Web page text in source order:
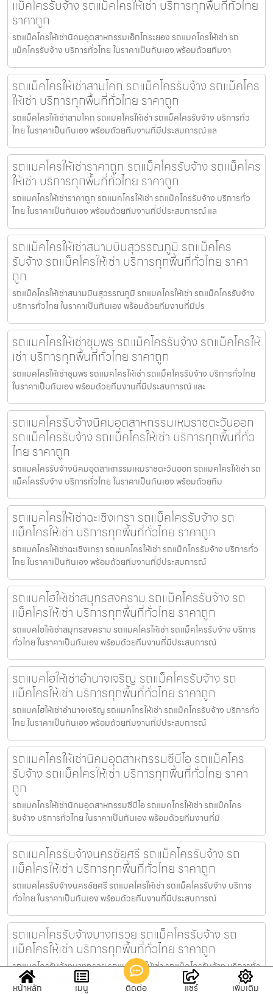
แม็คโครรับจ้าง รถแม็คโครให้เช่า บริการทุกพื้นที่ทั่วไทย
ราคาถูก
รถแม็คโครให้เช่านิคมอุตสาหกรรมเอ็กโกระยอง รถแมคโครให้เช่า รถ
แม็คโครรับจ้าง บริการทั่วไทย ในราคาเป็นกันเอง พร้อมด้วยทีมงา
รถแม็คโครให้เช่าสามโคก รถแม็คโครรับจ้าง รถแม็คโคร
ให้เช่า บริการทุกพื้นที่ทั่วไทย ราคาถูก
รถแม็คโครให้เช่าสามโคก รถแมคโครให้เช่า รถแม็คโครรับจ้าง บริการทั่ว
ไทย ในราคาเป็นกันเอง พร้อมด้วยทีมงานที่มีประสบการณ์ แล
รถแมคโครให้เช่าราคาถูก รถแม็คโครรับจ้าง รถแม็คโคร
ให้เช่า บริการทุกพื้นที่ทั่วไทย ราคาถูก
รถแมคโครให้เช่าราคาถูก รถแมคโครให้เช่า รถแม็คโครรับจ้าง บริการทั่ว
ไทย ในราคาเป็นกันเอง พร้อมด้วยทีมงานที่มีประสบการณ์ แล
รถแม็คโครให้เช่าสนามบินสุวรรณภูมิ รถแม็คโคร
รับจ้าง รถแม็คโครให้เช่า บริการทุกพื้นที่ทั่วไทย ราคา
ถูก
รถแม็คโครให้เช่าสนามบินสุวรรณภูมิ รถแมคโครให้เช่า รถแม็คโครรับจ้าง
บริการทั่วไทย ในราคาเป็นกันเอง พร้อมด้วยทีมงานที่มีปร
รถแมคโครให้เช่าชุมพร รถแม็คโครรับจ้าง รถแม็คโครให้
เช่า บริการทุกพื้นที่ทั่วไทย ราคาถูก
รถแมคโครให้เช่าชุมพร รถแมคโครให้เช่า รถแม็คโครรับจ้าง บริการทั่วไทย
ในราคาเป็นกันเอง พร้อมด้วยทีมงานที่มีประสบการณ์ และ
รถแมคโครรับจ้างนิคมอุตสาหกรรมเหมราชตะวันออก
รถแม็คโครรับจ้าง รถแม็คโครให้เช่า บริการทุกพื้นที่ทั่ว
ไทย ราคาถูก
รถแมคโครรับจ้างนิคมอุตสาหกรรมเหมราชตะวันออก รถแมคโครให้เช่า รถ
แม็คโครรับจ้าง บริการทั่วไทย ในราคาเป็นกันเอง พร้อมด้วยทีม
รถแมคโครให้เช่าฉะเชิงเทรา รถแม็คโครรับจ้าง รถ
แม็คโครให้เช่า บริการทุกพื้นที่ทั่วไทย ราคาถูก
รถแมคโครให้เช่าฉะเชิงเทรา รถแมคโครให้เช่า รถแม็คโครรับจ้าง บริการทั่ว
ไทย ในราคาเป็นกันเอง พร้อมด้วยทีมงานที่มีประสบการณ์
รถแบคโฮให้เช่าสมุทรสงคราม รถแม็คโครรับจ้าง รถ
แม็คโครให้เช่า บริการทุกพื้นที่ทั่วไทย ราคาถูก
รถแบคโฮให้เช่าสมุทรสงคราม รถแมคโครให้เช่า รถแม็คโครรับจ้าง บริการ
ทั่วไทย ในราคาเป็นกันเอง พร้อมด้วยทีมงานที่มีประสบการณ์
รถแบคโฮให้เช่าอำนาจเจริญ รถแม็คโครรับจ้าง รถ
แม็คโครให้เช่า บริการทุกพื้นที่ทั่วไทย ราคาถูก
รถแบคโฮให้เช่าอำนาจเจริญ รถแมคโครให้เช่า รถแม็คโครรับจ้าง บริการทั่ว
ไทย ในราคาเป็นกันเอง พร้อมด้วยทีมงานที่มีประสบการณ์
รถแมคโครให้เช่านิคมอุตสาหกรรมซีบีไอ รถแม็คโคร
รับจ้าง รถแม็คโครให้เช่า บริการทุกพื้นที่ทั่วไทย ราคา
ถูก
รถแมคโครให้เช่านิคมอุตสาหกรรมซีบีไอ รถแมคโครให้เช่า รถแม็คโคร
รับจ้าง บริการทั่วไทย ในราคาเป็นกันเอง พร้อมด้วยทีมงานที่มี
รถแมคโครรับจ้างนครชัยศรี รถแม็คโครรับจ้าง รถ
แม็คโครให้เช่า บริการทุกพื้นที่ทั่วไทย ราคาถูก
รถแมคโครรับจ้างนครชัยศรี รถแมคโครให้เช่า รถแม็คโครรับจ้าง บริการ
ทั่วไทย ในราคาเป็นกันเอง พร้อมด้วยทีมงานที่มีประสบการณ์
รถแมคโครรับจ้างบางกรวย รถแม็คโครรับจ้าง รถ
แม็คโครให้เช่า บริการทุกพื้นที่ทั่วไทย ราคาถูก
รถแมคโครรับจ้างบางกรวย รถแมคโครให้เช่า รถแม็คโครรับจ้าง บริการทั่ว
ไทย ในราคาเป็นกันเอง พร้อมด้วยทีมงานที่มีประสบการณ์ แล
หน้าหลัก เมนู ติดต่อ แชร์ เพิ่มเติม